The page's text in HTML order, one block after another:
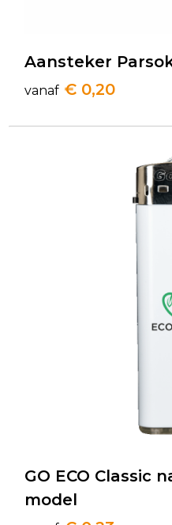
Aansteker
vanaf € 0,20
GO ECO Classic
model